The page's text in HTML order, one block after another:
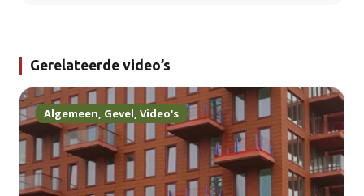
Gerelateerde video’s
Algemeen, Gevel, Video's